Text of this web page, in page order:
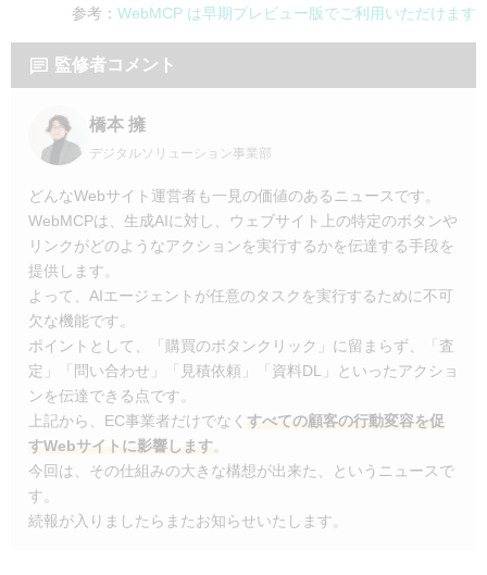
参考： WebMCP は早期プレビュー版でご利用いただけます
監修者コメント
橋本 擁
デジタルソリューション事業部
どんなWebサイト運営者も一見の価値のあるニュースです。
WebMCPは、生成AIに対し、ウェブサイト上の特定のボタンや
リンクがどのようなアクションを実行するかを伝達する手段を
提供します。
よって、AIエージェントが任意のタスクを実行するために不可
欠な機能です。
ポイントとして、「購買のボタンクリック」に留まらず、「査
定」「問い合わせ」「見積依頼」「資料DL」といったアクショ
ンを伝達できる点です。
上記から、EC事業者だけでなく すべての顧客の行動変容を促
すWebサイトに影響します。
今回は、その仕組みの大きな構想が出来た、というニュースで
す。
続報が入りましたらまたお知らせいたします。